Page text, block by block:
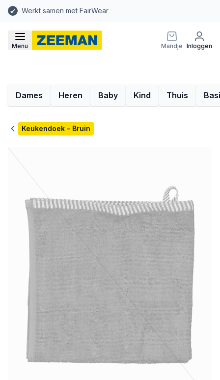
Werkt samen met FairWear
Menu Mandje Inloggen
Dames Heren Baby Kind Thuis
TerugKeukendoek - Bruin